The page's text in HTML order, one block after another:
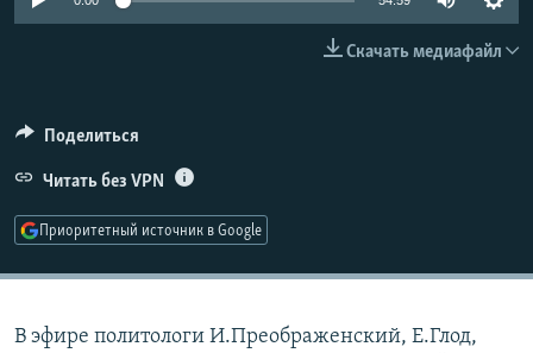
РАСПИСАНИЕ ВЕЩАНИЯ
СОЦИАЛЬНЫЕ СЕТИ
Скачать медиафайл
Поделиться
Читать без VPN
Приоритетный источник в Google
В эфире политологи И.Преображенский, Е.Глод,